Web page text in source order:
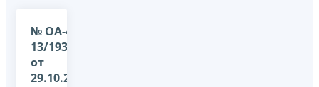
№ ОА-4-
13/19348@
от
29.10.2013